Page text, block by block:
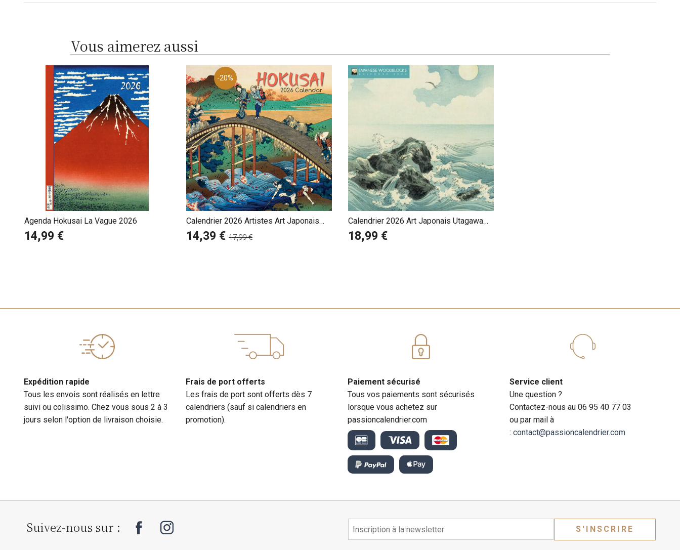
Vous aimerez aussi
Agenda Hokusai La Vague 2026
14,99 €
-20%
Calendrier 2026 Artistes Art Japonais
Hokusai
14,39 € 17,99 €
Calendrier 2026 Art Japonais Utagawa
Hiroshige
18,99 €
Expédition rapide
Tous les envois sont réalisés en lettre
suivi ou colissimo. Chez vous sous 2 à 3
jours selon l'option de livraison choisie.
Frais de port offerts
Les frais de port sont offerts dès 7
calendriers (sauf si calendriers en
promotion).
Paiement sécurisé
Tous vos paiements sont sécurisés
lorsque vous achetez sur
passioncalendrier.com
Service client
Une question ?
Contactez-nous au 06 95 40 77 03
ou par mail à
: contact@passioncalendrier.com
Suivez-nous sur : S'INSCRIRE